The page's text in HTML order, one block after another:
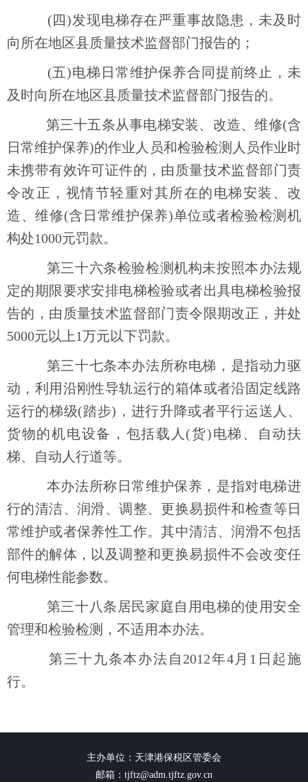
(四)发现电梯存在严重事故隐患，未及时
向所在地区县质量技术监督部门报告的；
(五)电梯日常维护保养合同提前终止，未
及时向所在地区县质量技术监督部门报告的。
第三十五条从事电梯安装、改造、维修(含
日常维护保养)的作业人员和检验检测人员作业时
未携带有效许可证件的，由质量技术监督部门责
令改正，视情节轻重对其所在的电梯安装、改
造、维修(含日常维护保养)单位或者检验检测机
构处1000元罚款。
第三十六条检验检测机构未按照本办法规
定的期限要求安排电梯检验或者出具电梯检验报
告的，由质量技术监督部门责令限期改正，并处
5000元以上1万元以下罚款。
第三十七条本办法所称电梯，是指动力驱
动，利用沿刚性导轨运行的箱体或者沿固定线路
运行的梯级(踏步)，进行升降或者平行运送人、
货物的机电设备，包括载人(货)电梯、自动扶
梯、自动人行道等。
本办法所称日常维护保养，是指对电梯进
行的清洁、润滑、调整、更换易损件和检查等日
常维护或者保养性工作。其中清洁、润滑不包括
部件的解体，以及调整和更换易损件不会改变任
何电梯性能参数。
第三十八条居民家庭自用电梯的使用安全
管理和检验检测，不适用本办法。
第三十九条本办法自2012年4月1日起施
行。
主办单位：天津港保税区管委会
邮箱：tjftz@adm.tjftz.gov.cn